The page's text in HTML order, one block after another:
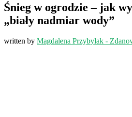
Śnieg w ogrodzie – jak
„biały nadmiar wody”
written by Magdalena Przybylak -